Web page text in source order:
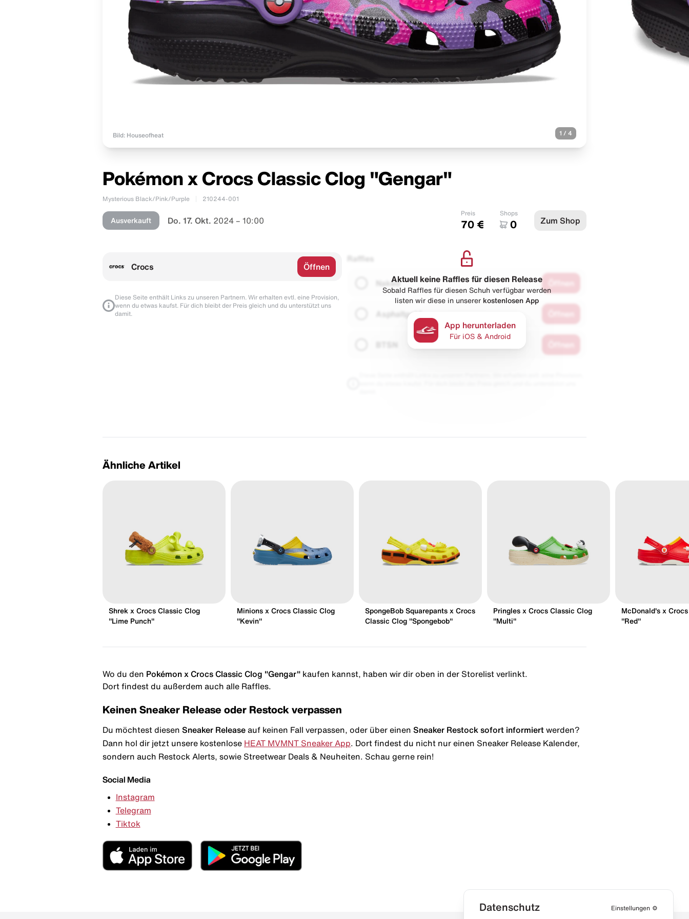
Bild: Houseofheat 1 / 4
Pokémon x Crocs Classic Clog "Gengar"
Mysterious Black/Pink/Purple 210244-001
Ausverkauft Do. 17. Okt. 2024 – 10:00
Preis
70 €
Shops
0 Zum Shop
Crocs Öffnen
Diese Seite enthält Links zu unseren Partnern. Wir erhalten evtl. eine Provision,
wenn du etwas kaufst. Für dich bleibt der Preis gleich und du unterstützt uns
damit.
Raffles
Naked
Asphaltgold
Aktuell keine Raffles für diesen Release
Sobald Raffles für diesen Schuh verfügbar werden
listen wir diese in unserer kostenlosen App
App herunterladen
Für iOS & Android
Ähnliche Artikel
Shrek x Crocs Classic Clog
"Lime Punch"
Minions x Crocs Classic Clog
"Kevin"
SpongeBob Squarepants x Crocs
Classic Clog "Spongebob"
Pringles x Crocs Classic Clog
"Multi"
McDonald's x
"Red"
Wo du den Pokémon x Crocs Classic Clog "Gengar" kaufen kannst, haben wir dir oben in der Storelist verlinkt.
Dort findest du außerdem auch alle Raffles.
Keinen Sneaker Release oder Restock verpassen
Du möchtest diesen Sneaker Release auf keinen Fall verpassen, oder über einen Sneaker Restock sofort informiert werden?
Dann hol dir jetzt unsere kostenlose HEAT MVMNT Sneaker App . Dort findest du nicht nur einen Sneaker Release Kalender,
sondern auch Restock Alerts, sowie Streetwear Deals & Neuheiten. Schau gerne rein!
Social Media
Instagram
Telegram
Tiktok
Datenschutz Einstellungen ⚙️